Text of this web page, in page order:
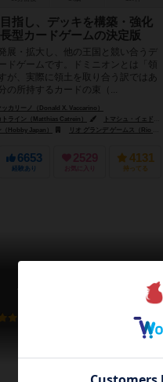
指し、デッキを構築・強化
長型カードゲームの決定版
展・拡大し、他の王国と競い合うデ
ドゲームです。ドミニオンとは「領
が、実際に領土を取り合う訳ではあ
の所持するカードの束（...
ッカリーノ（Donald X. Vaccarino）
ライン（Matthias Catrein）
トマシュ・イェドゥルスツェク（Tomasz Jedruszek）
Hobby Japan）
リオ グランデ ゲームス（Rio Grande Games）
6653
経験あり
2529
お気に入り
4131
持ってる
モダンアート